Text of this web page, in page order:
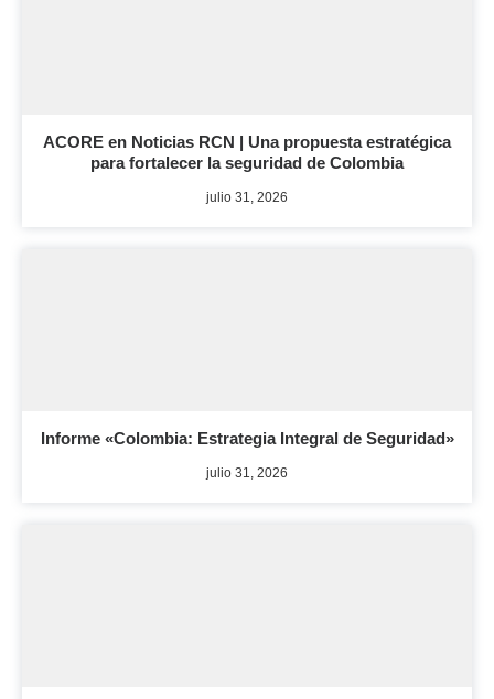
ACORE en Noticias RCN | Una propuesta estratégica
para fortalecer la seguridad de Colombia
julio 31, 2026
Informe «Colombia: Estrategia Integral de Seguridad»
julio 31, 2026